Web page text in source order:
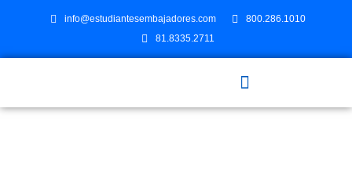
info@estudiantesembajadores.com
800.286.1010
81.8335.2711